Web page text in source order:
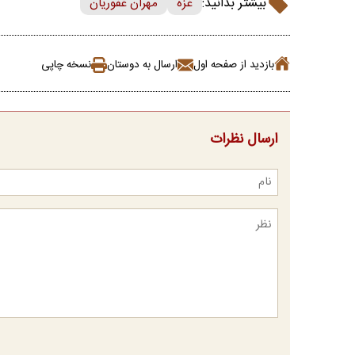
بازدید از صفحه اول ارسال به دوستان نسخه چاپی
ارسال نظرات